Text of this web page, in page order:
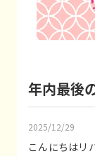
年内最後
2025/12/29
こんにちはリ